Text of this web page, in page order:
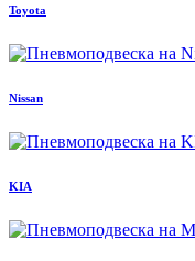
Toyota
Nissan
KIA